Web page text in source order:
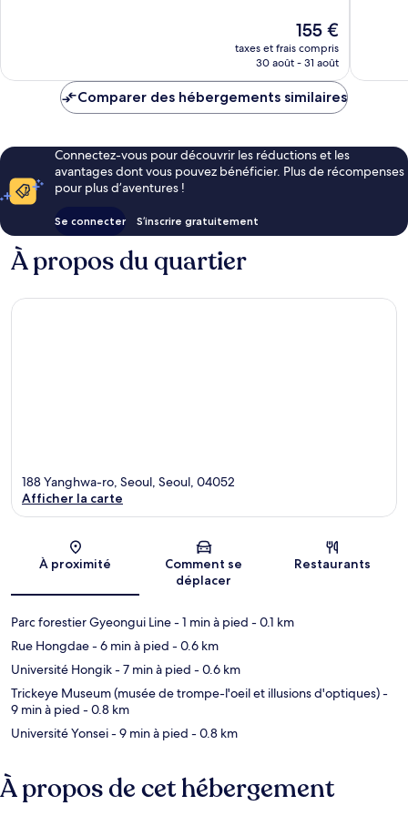
Le
nouveau
prix
de
155 €
taxes et frais compris
30 août - 31 août
Comparer des hébergements similaires
Connectez-vous pour découvrir les réductions et les
avantages dont vous pouvez bénéficier. Plus de récompenses
pour plus d’aventures !
Se connecter S’inscrire gratuitement
À propos du quartier
Carte
188 Yanghwa-ro, Seoul, Seoul, 04052
Afficher la carte
À proximité
Comment se
déplacer
Restaurants
Parc forestier Gyeongui Line- 1 min à pied - 0.1 km
Rue Hongdae- 6 min à pied - 0.6 km
Université Hongik- 7 min à pied - 0.6 km
Trickeye Museum (musée de trompe-l'oeil et illusions d'optiques)-
9 min à pied - 0.8 km
Université Yonsei- 9 min à pied - 0.8 km
À propos de cet hébergement